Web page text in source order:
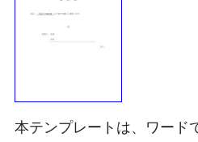
本テンプレートは、ワード